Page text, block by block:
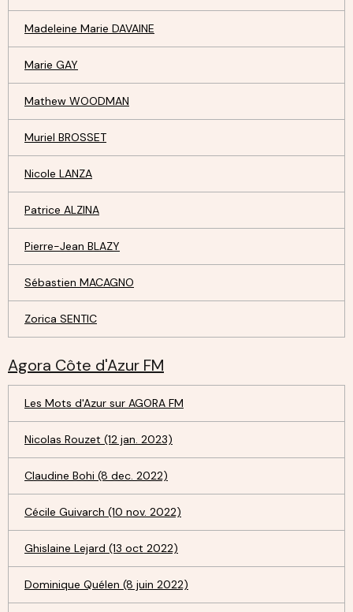
Madeleine Marie DAVAINE
Marie GAY
Mathew WOODMAN
Muriel BROSSET
Nicole LANZA
Patrice ALZINA
Pierre-Jean BLAZY
Sébastien MACAGNO
Zorica SENTIC
Agora Côte d'Azur FM
Les Mots d'Azur sur AGORA FM
Nicolas Rouzet (12 jan. 2023)
Claudine Bohi (8 dec. 2022)
Cécile Guivarch (10 nov. 2022)
Ghislaine Lejard (13 oct 2022)
Dominique Quélen (8 juin 2022)